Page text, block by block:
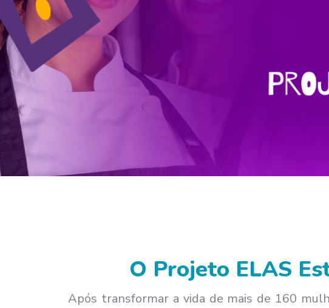
O Projeto ELAS
Após transformar a vida de mais de 160